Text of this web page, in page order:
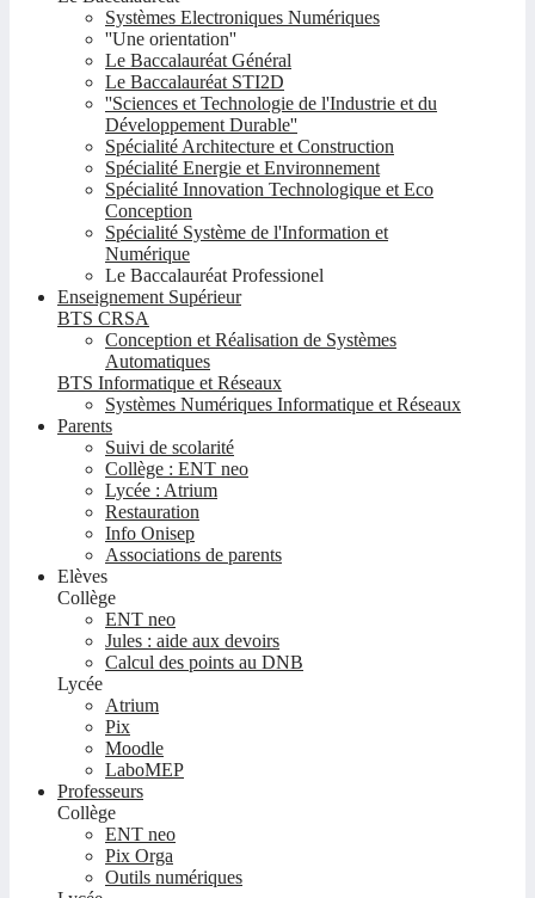
Systèmes Electroniques Numériques
''Une orientation''
Le Baccalauréat Général
Le Baccalauréat STI2D
''Sciences et Technologie de l'Industrie et du
Développement Durable''
Spécialité Architecture et Construction
Spécialité Energie et Environnement
Spécialité Innovation Technologique et Eco
Conception
Spécialité Système de l'Information et
Numérique
Le Baccalauréat Professionel
Enseignement Supérieur
BTS CRSA
Conception et Réalisation de Systèmes
Automatiques
BTS Informatique et Réseaux
Systèmes Numériques Informatique et Réseaux
Parents
Suivi de scolarité
Collège : ENT neo
Lycée : Atrium
Restauration
Info Onisep
Associations de parents
Elèves
Collège
ENT neo
Jules : aide aux devoirs
Calcul des points au DNB
Lycée
Atrium
Pix
Moodle
LaboMEP
Professeurs
Collège
ENT neo
Pix Orga
Outils numériques